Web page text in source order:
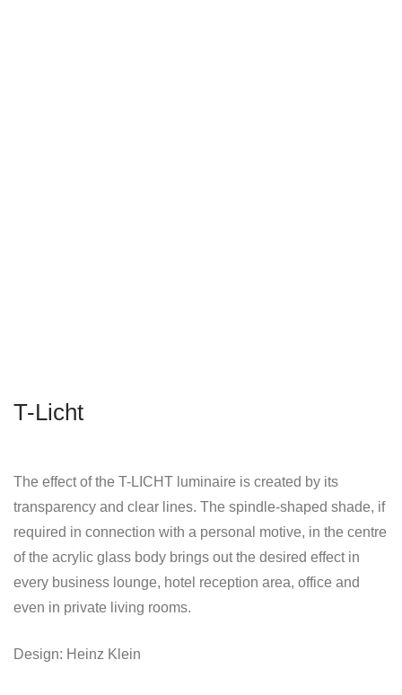
T-Licht
The effect of the T-LICHT luminaire is created by its
transparency and clear lines. The spindle-shaped shade, if
required in connection with a personal motive, in the centre
of the acrylic glass body brings out the desired effect in
every business lounge, hotel reception area, office and
even in private living rooms.
Design: Heinz Klein